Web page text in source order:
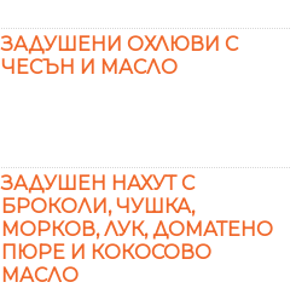
ЗАДУШЕНИ ОХЛЮВИ С
ЧЕСЪН И МАСЛО
ЗАДУШЕН НАХУТ С
БРОКОЛИ, ЧУШКА,
МОРКОВ, ЛУК, ДОМАТЕНО
ПЮРЕ И КОКОСОВО
МАСЛО